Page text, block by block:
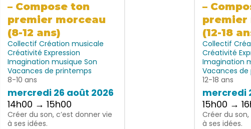
– Compose ton
premier morceau
(8-12 ans)
Collectif Création musicale
Créativité Expression
Imagination musique Son
Vacances de printemps
8-10 ans
mercredi 26 août 2026
14h00 → 15h00
Créer du son, c’est donner vie
à ses idées.
–
premier
(12-18
Collectif
Créativité
Imagination
Vacances
12-18 ans
mercredi
15h00 →
Créer du
à ses idées.